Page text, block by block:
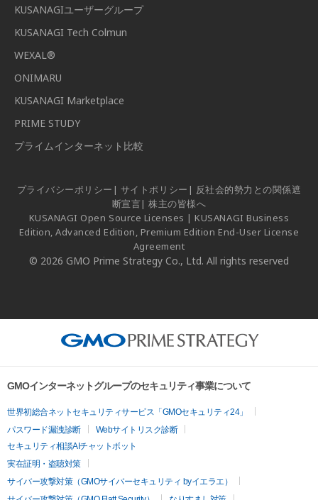
KUSANAGIユーザーグループ
KUSANAGI Tech Colmun
WEXAL®
ONIMARU
KUSANAGI Marketplace
PRIME STUDY
プライムインターネット比較
プライバシーポリシー | サイトポリシー | 反社会的勢力との関係遮
断宣言|株主の皆様へ
KUSANAGI Open Source Licenses | KUSANAGI Business
Edition, Advanced Edition, Premium Edition End-User License
Agreement
© 2026 GMO Prime Strategy Co., Ltd. All rights reserved
GMOインターネットグループのセキュリティ事業について
世界初総合ネットセキュリティサービス「GMOセキュリティ24」
パスワード漏洩診断
Webサイトリスク診断
セキュリティ相談AIチャットボット
実在証明・盗聴対策
サイバー攻撃対策（GMOサイバーセキュリティ byイエラエ）